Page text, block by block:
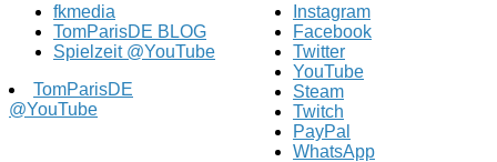
fkmedia
TomParisDE BLOG
Spielzeit @YouTube
TomParisDE
@YouTube
Instagram
Facebook
Twitter
YouTube
Steam
Twitch
PayPal
WhatsApp